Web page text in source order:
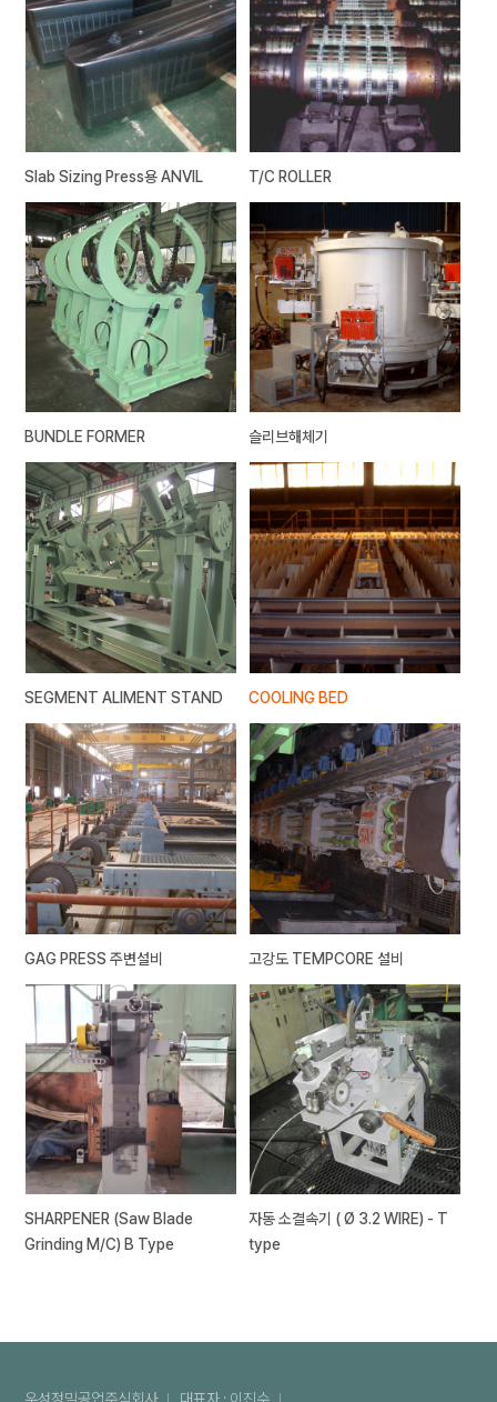
Slab Sizing Press용 ANVIL T/C ROLLER
BUNDLE FORMER 슬리브해체기
SEGMENT ALIMENT STAND COOLING BED
GAG PRESS 주변설비 고강도 TEMPCORE 설비
SHARPENER (Saw Blade
Grinding M/C) B Type
자동 소결속기 ( Ø 3.2 WIRE) - T
type